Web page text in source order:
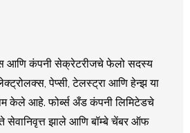
आणि कंपनी सेक्रेटरीजचे फेलो सदस्य
पेप्सी, टेलस्ट्रा आणि हेन्झ या
केले आहे. फोर्ब्स अँड कंपनी लिमिटेडचे
सेवानिवृत्त झाले आणि बॉम्बे चेंबर ऑफ